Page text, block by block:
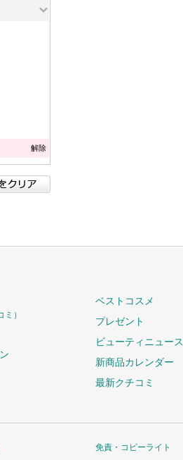
解除
）
ベストコスメ
プレゼント
ビューティニュース
新商品カレンダー
最新クチコミ
免責・コピーライト